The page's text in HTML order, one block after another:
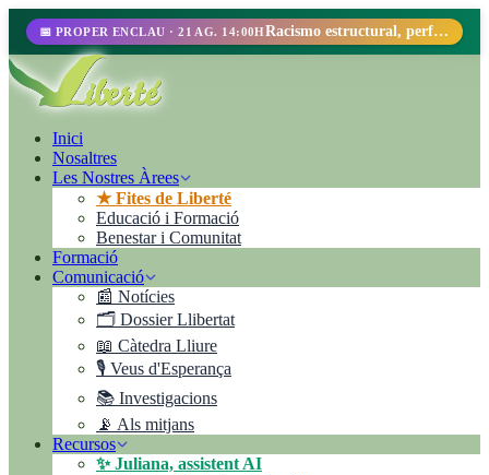
📅 PROPER ENCLAU · 21 AG. 14:00H Racismo estructural, perfilamiento racial y abolicionismo carcelario.
Inici
Nosaltres
Les Nostres Àrees
★ Fites de Liberté
Educació i Formació
Benestar i Comunitat
Formació
Comunicació
📰 Notícies
🗂️ Dossier Llibertat
📖 Càtedra Lliure
🎙️ Veus d'Esperança
📚 Investigacions
📡 Als mitjans
Recursos
✨ Juliana, assistent AI